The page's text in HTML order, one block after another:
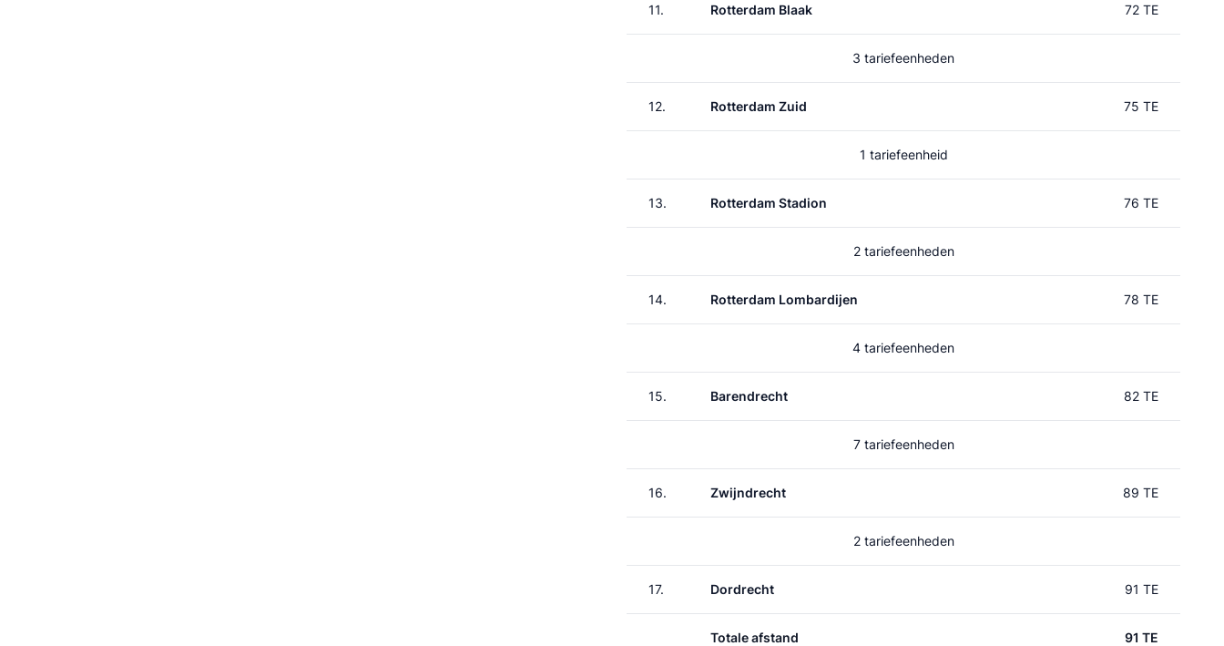
11. Rotterdam Blaak 72 TE
3 tariefeenheden
12. Rotterdam Zuid 75 TE
1 tariefeenheid
13. Rotterdam Stadion 76 TE
2 tariefeenheden
14. Rotterdam Lombardijen 78 TE
4 tariefeenheden
15. Barendrecht 82 TE
7 tariefeenheden
16. Zwijndrecht 89 TE
2 tariefeenheden
17. Dordrecht 91 TE
Totale afstand 91 TE